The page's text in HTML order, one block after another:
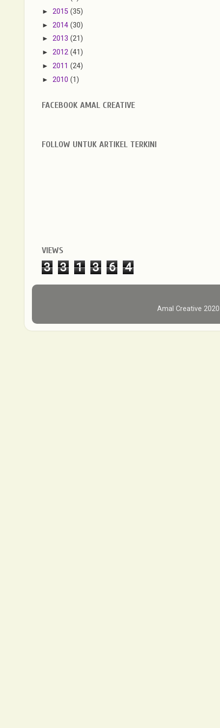
► 2015 (35)
► 2014 (30)
► 2013 (21)
► 2012 (41)
► 2011 (24)
► 2010 (1)
FACEBOOK AMAL CREATIVE
FOLLOW UNTUK ARTIKEL TERKINI
VIEWS
3 3 1 3 6 4
Amal Creative